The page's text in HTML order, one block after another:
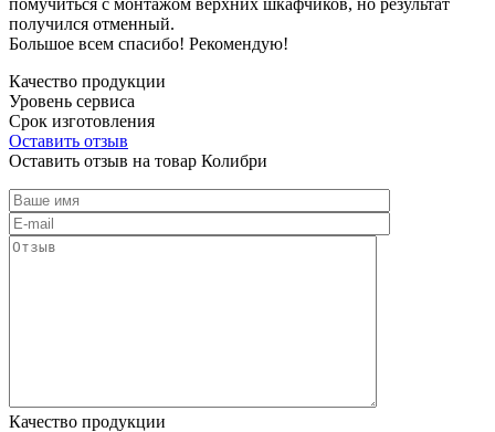
получился отменный.
Большое всем спасибо! Рекомендую!
Качество продукции
Уровень сервиса
Срок изготовления
Оставить отзыв
Оставить отзыв на товар Колибри
Качество продукции